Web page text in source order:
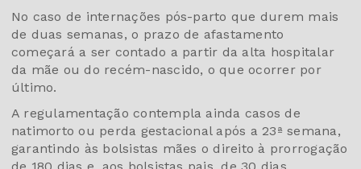
No caso de internações pós-parto que durem mais
de duas semanas, o prazo de afastamento
começará a ser contado a partir da alta hospitalar
da mãe ou do recém-nascido, o que ocorrer por
último.
A regulamentação contempla ainda casos de
natimorto ou perda gestacional após a 23ª semana,
garantindo às bolsistas mães o direito à prorrogação